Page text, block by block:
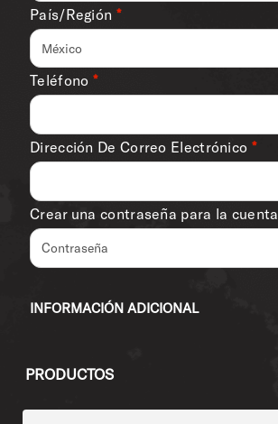
País/Región *
México
Teléfono *
Dirección De Correo Electrónico *
Crear una contraseña para la cuenta
INFORMACIÓN ADICIONAL
PRODUCTOS